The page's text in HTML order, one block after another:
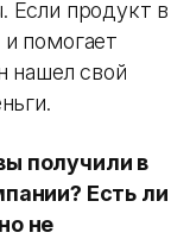
Если продукт в
помогает
нашел свой
получили в
Есть ли
не